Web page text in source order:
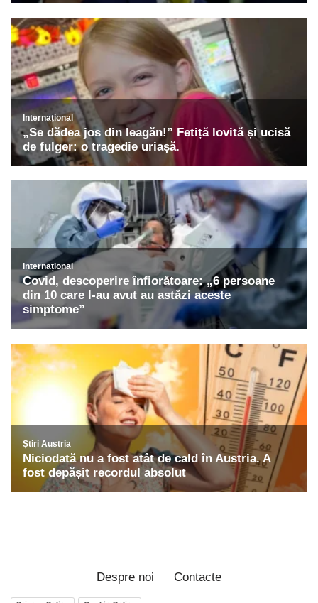
Despre noi Contacte